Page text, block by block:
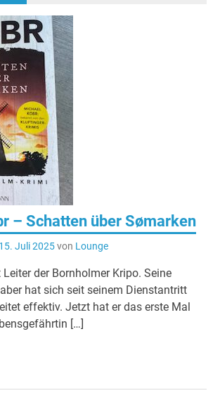
– Schatten über Sømarken
15. Juli 2025von Lounge
der Bornholmer Kripo. Seine
hat sich seit seinem Dienstantritt
effektiv. Jetzt hat er das erste Mal
[…]